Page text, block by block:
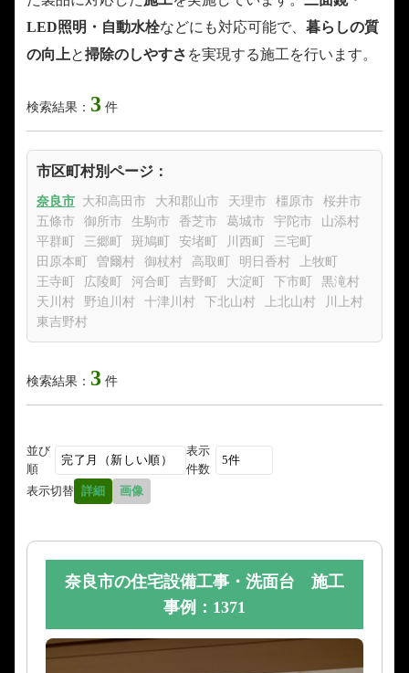
LED照明・自動水栓などにも対応可能で、 暮らしの質
の向上と掃除のしやすさ を実現する施工を行います。
検索結果： 3 件
市区町村別ページ：
奈良市 大和高田市 大和郡山市 天理市 橿原市
桜井市
五條市
御所市 生駒市 香芝市 葛城市 宇陀市
山添村
平群町
三郷町 斑鳩町 安堵町 川西町
三宅町
田原本町
曽爾村 御杖村 高取町 明日香村
上牧町
王寺町
広陵町 河合町 吉野町 大淀町 下市町
黒滝村
天川村
野迫川村 十津川村 下北山村 上北山村
川上村
東吉野村
検索結果： 3 件
並び
順
表示
件数
表示切替 詳細 画像
奈良市の住宅設備工事・洗面台 施工
事例：1371